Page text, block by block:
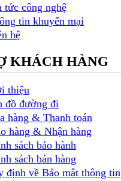
tức công nghệ
tin khuyến mại
hệ
KHÁCH HÀNG
thiệu
đồ đường đi
hàng & Thanh toán
hàng & Nhận hàng
sách bảo hành
sách bán hàng
định về Bảo mật thông tin